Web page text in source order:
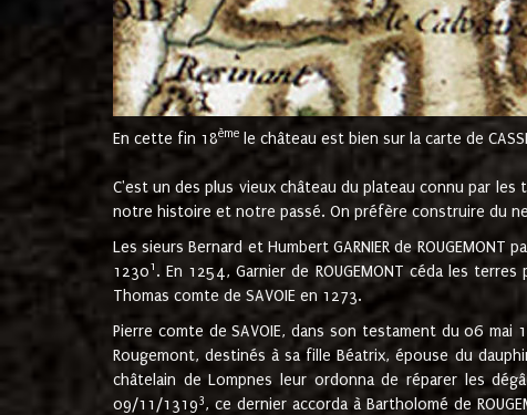
En cette fin 18ème le château est bien sur la carte de
C'est un des plus vieux château du plateau connu par
notre histoire et notre passé. On préfère construire du
Les sieurs Bernard et Humbert GARNIER de
12301 . En 1254, Garnier de ROUGEMONT céda les
Thomas comte de SAVOIE en 1273.
Pierre comte de SAVOIE, dans son testament du 06
Rougemont, destinés à sa fille Béatrix, épouse du
châtelain de Lompnes leur ordonna de réparer les
09/11/13193, ce dernier accorda à Bartholomé de